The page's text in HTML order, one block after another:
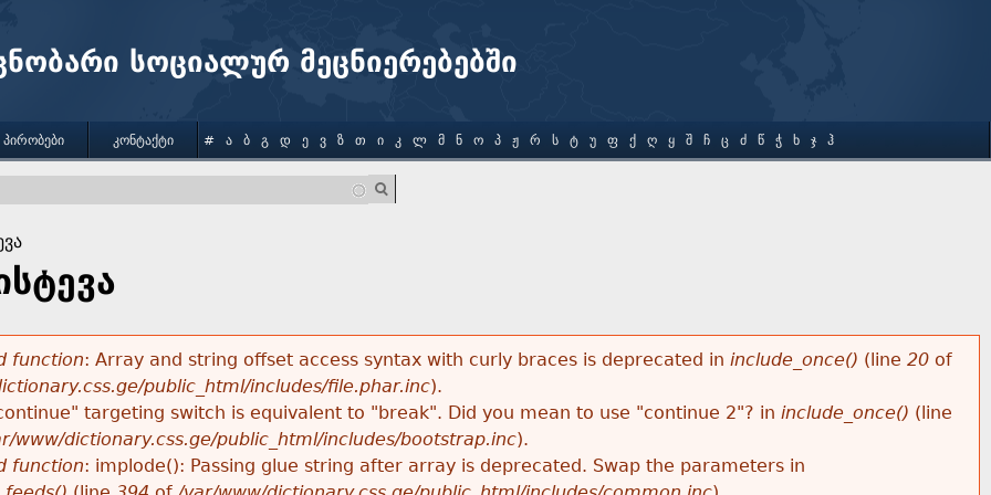
სოციალურ მეცნიერებებში
function: Array and string offset access syntax with curly braces is deprecated in include_once() (line 20of
public_html/includes/file.phar.inc).
targeting switch is equivalent to "break". Did you mean to use "continue 2"? in include_once() (line
www/dictionary.css.ge/public_html/includes/bootstrap.inc).
function: implode(): Passing glue string after array is deprecated. Swap the parameters in
ᲞᲘᲠᲝᲑᲔᲑᲘ ᲙᲝᲜᲢᲐᲥᲢᲘ # Ა Ბ Გ Დ Ე Ვ Ზ Თ Ი Კ Ლ Მ Ნ Ო Პ Ჟ Რ Ს Ტ Უ Ფ Ქ Ღ Ყ Შ Ჩ Ც Ძ Წ Ჭ Ხ Ჯ Ჰ